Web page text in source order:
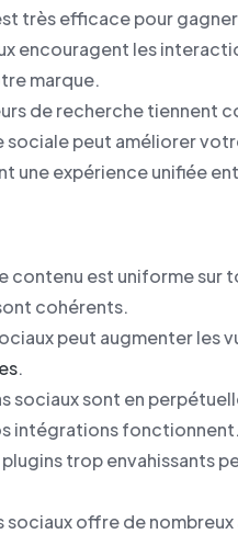
très efficace pour
encouragent les
marque.
de recherche tiennent
peut améliorer
une expérience unifiée
contenu est uniforme
cohérents.
peut augmenter
.
sociaux sont en
intégrations fonctionnent.
trop envahissants
sociaux offre de